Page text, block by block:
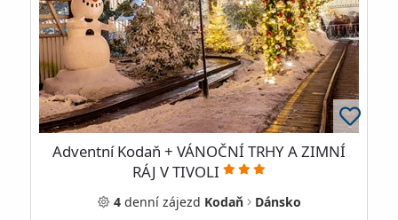
Adventní Kodaň + VÁNOČNÍ TRHY A ZIMNÍ
RÁJ V TIVOLI
4dennízájezd Kodaň
Dánsko